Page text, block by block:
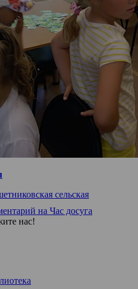
сельская
на Час досуга
нас!